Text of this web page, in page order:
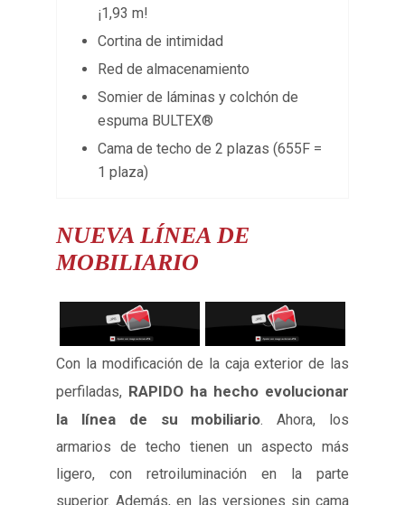
¡1,93 m!
Cortina de intimidad
Red de almacenamiento
Somier de láminas y colchón de
espuma BULTEX®
Cama de techo de 2 plazas (655F =
1 plaza)
NUEVALÍNEA DE
MOBILIARIO
Con la modificación de la caja exterior de las
perfiladas, RAPIDO ha hecho evolucionar
la línea de su mobiliario. Ahora, los
armarios de techo tienen un aspecto más
ligero, con retroiluminación en la parte
superior. Además, en las versiones sin cama